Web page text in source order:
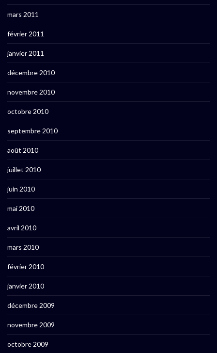
mars 2011
février 2011
janvier 2011
décembre 2010
novembre 2010
octobre 2010
septembre 2010
août 2010
juillet 2010
juin 2010
mai 2010
avril 2010
mars 2010
février 2010
janvier 2010
décembre 2009
novembre 2009
octobre 2009